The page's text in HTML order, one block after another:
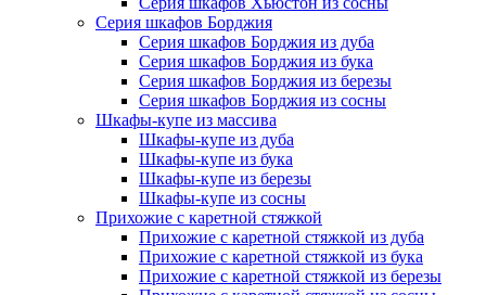
Серия шкафов Борджия
Серия шкафов Борджия из дуба
Серия шкафов Борджия из бука
Серия шкафов Борджия из березы
Серия шкафов Борджия из сосны
Шкафы-купе из массива
Шкафы-купе из дуба
Шкафы-купе из бука
Шкафы-купе из березы
Шкафы-купе из сосны
Прихожие с каретной стяжкой
Прихожие с каретной стяжкой из дуба
Прихожие с каретной стяжкой из бука
Прихожие с каретной стяжкой из березы